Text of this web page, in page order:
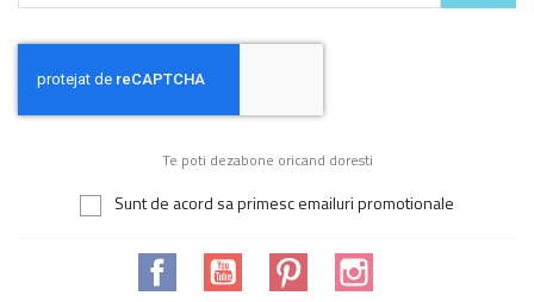
Te poti dezabone oricand doresti
Sunt de acord sa primesc emailuri promotionale
Facebook YouTube Pinterest